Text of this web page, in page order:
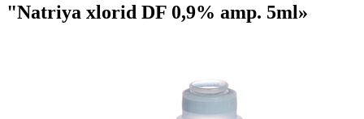
"Natriya xlorid DF 0,9% amp. 5ml»